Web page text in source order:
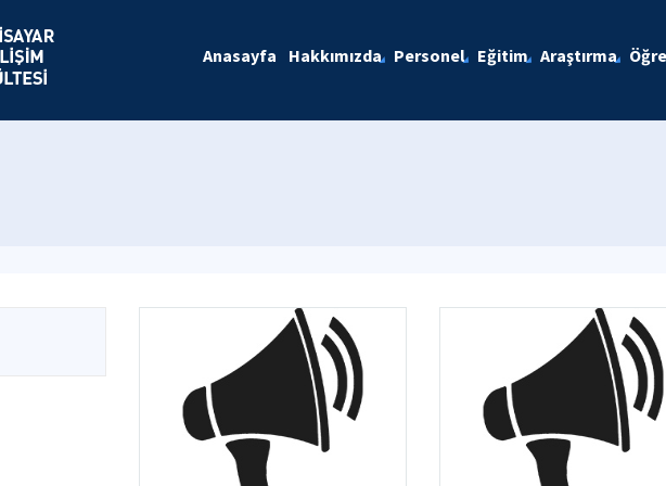
Anasayfa Hakkımızda Personel Eğitim Araştırma